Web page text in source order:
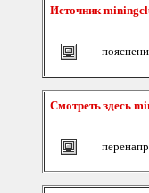
Источник
Смотреть здесь